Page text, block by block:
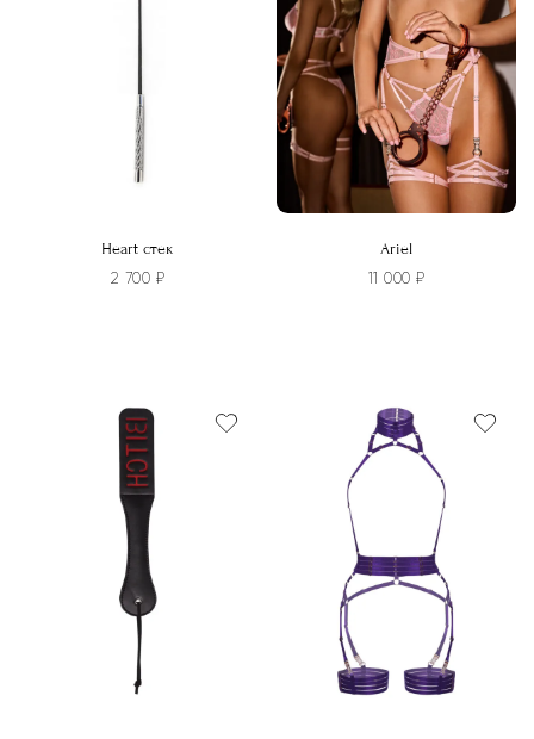
Heart стек
2 700 ₽
Ariel
11 000₽
вариаций.
выбрать
странице
товара.